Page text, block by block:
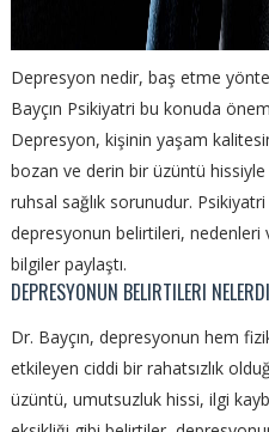
Depresyon nedir, baş etme
Bayçın Psikiyatri bu konuda
Depresyon, kişinin yaşam
bozan ve derin bir üzüntü
ruhsal sağlık sorunudur.
depresyonun belirtileri, nedenleri
bilgiler paylaştı.
DEPRESYONUN BELIRTILERI
Dr. Bayçın, depresyonun hem
etkileyen ciddi bir rahatsızlık
üzüntü, umutsuzluk hissi, ilgi